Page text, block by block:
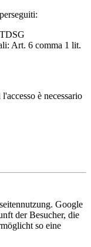
Art. 6 comma 1 lit.
è necessario
Google
der Besucher, die
so eine